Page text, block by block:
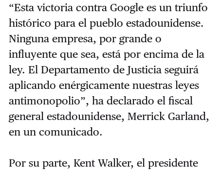
“Esta victoria contra Google es un triunfo
histórico para el pueblo estadounidense.
Ninguna empresa, por grande o
influyente que sea, está por encima de la
ley. El Departamento de Justicia seguirá
aplicando enérgicamente nuestras leyes
antimonopolio”, ha declarado el fiscal
general estadounidense, Merrick Garland,
en un comunicado.
Por su parte, Kent Walker, el presidente